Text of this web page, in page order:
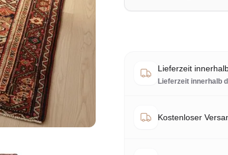
Lieferzeit
Lieferzeit innerhalb
Kostenloser